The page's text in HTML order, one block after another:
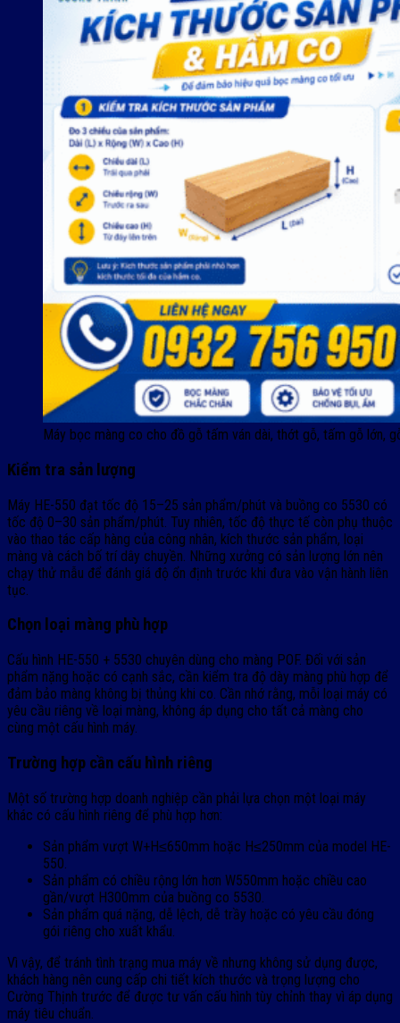
Máy bọc màng co cho đồ gỗ tấm ván dài, thớt gỗ, tấm gỗ lớn,
Kiểm tra sản lượng
Máy HE-550 đạt tốc độ 15–25 sản phẩm/phút và buồng co 5530 có
tốc độ 0–30 sản phẩm/phút. Tuy nhiên, tốc độ thực tế còn phụ thuộc
vào thao tác cấp hàng của công nhân, kích thước sản phẩm, loại
màng và cách bố trí dây chuyền. Những xưởng có sản lượng lớn nên
chạy thử mẫu để đánh giá độ ổn định trước khi đưa vào vận hành liên
tục.
Chọn loại màng phù hợp
Cấu hình HE-550 + 5530 chuyên dùng cho màng POF. Đối với sản
phẩm nặng hoặc có cạnh sắc, cần kiểm tra độ dày màng phù hợp để
đảm bảo màng không bị thủng khi co. Cần nhớ rằng, mỗi loại máy có
yêu cầu riêng về loại màng, không áp dụng cho tất cả màng cho
cùng một cấu hình máy.
Trường hợp cần cấu hình riêng
Một số trường hợp doanh nghiệp cần phải lựa chọn một loại máy
khác có cấu hình riêng để phù hợp hơn:
Sản phẩm vượt W+H≤650mm hoặc H≤250mm của model HE-
550.
Sản phẩm có chiều rộng lớn hơn W550mm hoặc chiều cao
gần/vượt H300mm của buồng co 5530.
Sản phẩm quá nặng, dễ lệch, dễ trầy hoặc có yêu cầu đóng
gói riêng cho xuất khẩu.
Vì vậy, để tránh tình trạng mua máy về nhưng không sử dụng được,
khách hàng nên cung cấp chi tiết kích thước và trọng lượng cho
Cường Thịnh trước để được tư vấn cấu hình tùy chỉnh thay vì áp dụng
máy tiêu chuẩn.